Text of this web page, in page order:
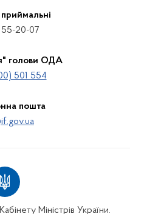
20-07
голови ОДА
501 554
пошта
Міністрів України.